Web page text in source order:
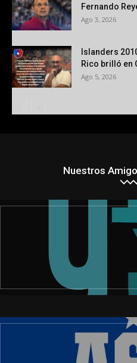
Fernando
Ago 3, 2026
Islanders
Rico brilló en
Ago 5, 2026
Nuestros